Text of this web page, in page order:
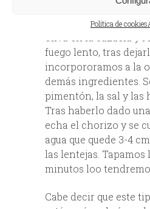
Política de cookies
Echamos las
fuego lento, tras
incorpororamos a la
demás ingredientes.
pimentón, la sal y las
Tras haberlo dado
echa el chorizo y se
agua que quede 3-4
las lentejas. Tapamos
minutos loo
Cabe decir que este